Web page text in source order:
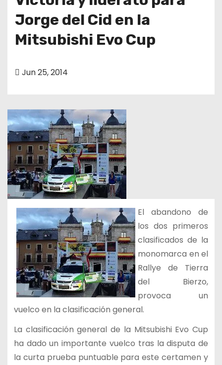
Jorge del Cid en la
Mitsubishi Evo Cup
Jun 25, 2014
El abandono de
los dos primeros
clasificados de la
monomarca en el
Rallye de Tierra
del Bierzo,
provoca un
vuelco en la clasificación general.
La clasificación general de la Mitsubishi Evo Cup
ha dado un importante vuelco tras la disputa de
la curta prueba puntuable para este certamen y